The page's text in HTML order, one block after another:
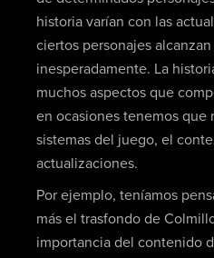
historia varían con las
ciertos personajes
inesperadamente. La
muchos aspectos que
en ocasiones tenemos que
sistemas del juego, el
actualizaciones.
Por ejemplo, teníamos
más el trasfondo de
importancia del contenido